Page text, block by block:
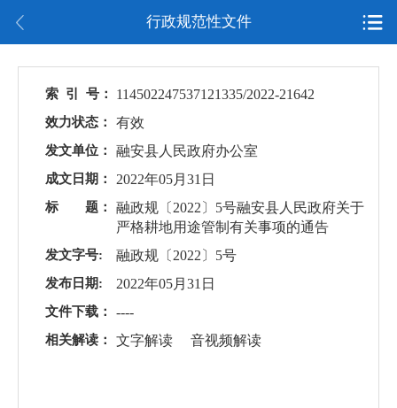
行政规范性文件
索 引 号： 114502247537121335/2022-21642
效力状态： 有效
发文单位： 融安县人民政府办公室
成文日期： 2022年05月31日
标 题：
融政规〔2022〕5号融安县人民政府关于
严格耕地用途管制有关事项的通告
发文字号: 融政规〔2022〕5号
发布日期: 2022年05月31日
文件下载： ----
相关解读： 文字解读 音视频解读